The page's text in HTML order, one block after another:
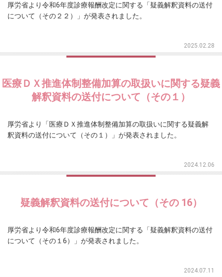
厚労省より令和6年度診療報酬改定に関する「疑義解釈資料の送付
について（その２２）」が発表されました。
2025.02.28
医療ＤＸ推進体制整備加算の取扱いに関する疑義
解釈資料の送付について（その１）
厚労省より「医療ＤＸ推進体制整備加算の取扱いに関する疑義解
釈資料の送付について（その１）」が発表されました。
2024.12.06
疑義解釈資料の送付について（その 16）
厚労省より令和6年度診療報酬改定に関する「疑義解釈資料の送付
について（その１6）」が発表されました。
2024.07.11